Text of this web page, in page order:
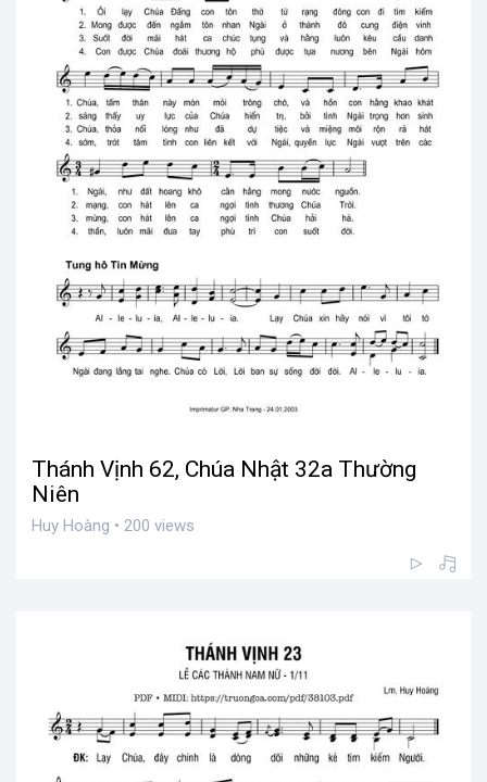
Thánh Vịnh 62, Chúa Nhật 32a Thường
Niên
Huy Hoàng • 200 views